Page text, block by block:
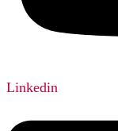
Linkedin